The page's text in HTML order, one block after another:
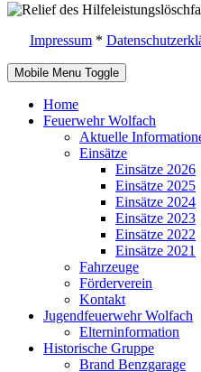
Impressum*
Mobile Menu Toggle
Home
Feuerwehr Wolfach
Aktuelle
Einsätze
Einsätze 2026
Einsätze 2025
Einsätze 2024
Einsätze 2023
Einsätze 2022
Einsätze 2021
Fahrzeuge
Förderverein
Kontakt
Jugendfeuerwehr Wolfach
Elterninformation
Historische Gruppe
Brand Benzgarage